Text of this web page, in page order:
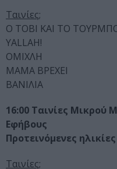
Ταινίες;
O TOBI ΚΑΙ ΤΟ
YALLAH!
ΟΜΙΧΛΗ
ΜΑΜΑ ΒΡΕΧΕΙ
BANΙΛΙΑ
16:00 Ταινίες Μικρού
Εφήβους
Προτεινόμενες
Ταινίες;